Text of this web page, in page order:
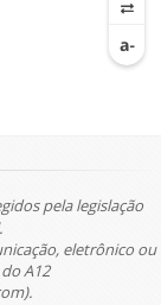
pela legislação
eletrônico ou
A12